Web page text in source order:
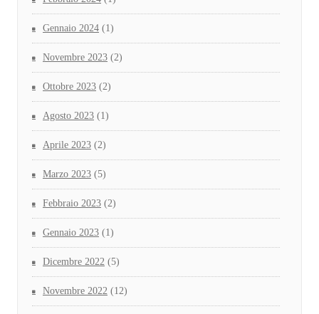
Gennaio 2024 (1)
Novembre 2023 (2)
Ottobre 2023 (2)
Agosto 2023 (1)
Aprile 2023 (2)
Marzo 2023 (5)
Febbraio 2023 (2)
Gennaio 2023 (1)
Dicembre 2022 (5)
Novembre 2022 (12)